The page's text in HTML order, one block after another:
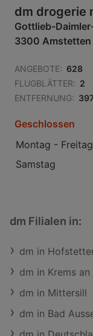
dm drogerie
Gottlieb-
3300 Amstetten
ANGEBOTE: 628
FLUGBLÄTTER: 2
ENTFERNUNG:
Geschlossen
Montag - Freitag
Samstag
dm Filialen in:
dm in
dm in Krems
dm in Mittersill
dm in Bad